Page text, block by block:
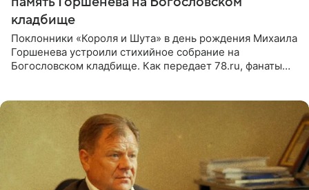
кладбище
Поклонники «Короля и Шута» в день рождения Михаила
Горшенева устроили стихийное собрание на
Богословском кладбище. Как передает 78.ru, фанаты